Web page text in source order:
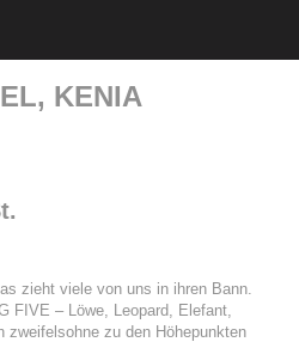
KENIA
zieht viele von uns in ihren Bann.
FIVE – Löwe, Leopard, Elefant,
zweifelsohne zu den Höhepunkten